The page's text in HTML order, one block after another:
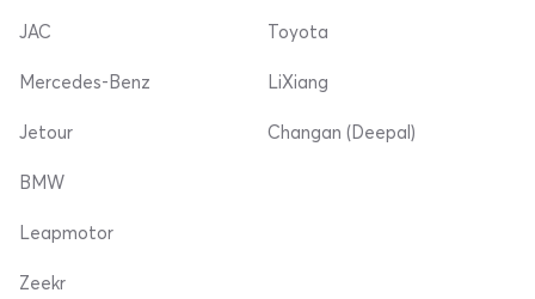
JAC
Mercedes-Benz
Jetour
Toyota
LiXiang
Changan (Deepal)
BMW
Leapmotor
Zeekr